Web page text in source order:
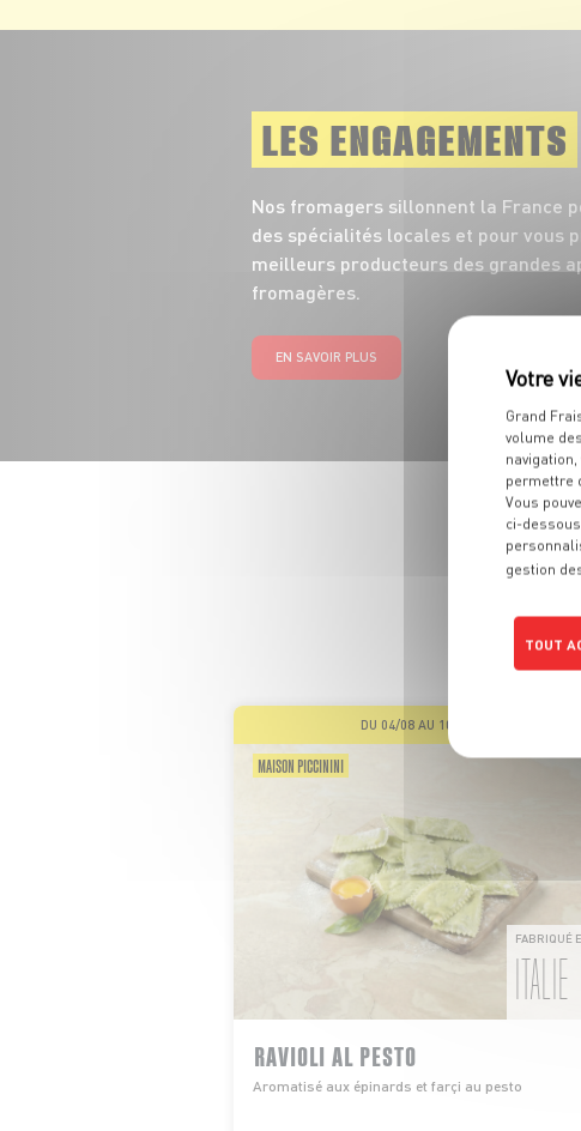
LES ENGAGEMENTS
Nos fromagers sillonnent la France
des spécialités locales et pour vous
meilleurs producteurs des grandes
fromagères.
EN SAVOIR PLUS
LES
Même si
DU 04/08 AU 10/08
MAISON PICCININI
FABRIQUÉ
ITALIE
RAVIOLI AL PESTO
Aromatisé aux épinards et farçi au pesto
Grand
volume
permettre
Vous
ci-
gestion
TOUT